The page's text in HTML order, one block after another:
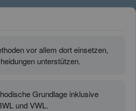
vor allem dort einsetzen,
unterstützen.
Grundlage inklusive
und VWL.